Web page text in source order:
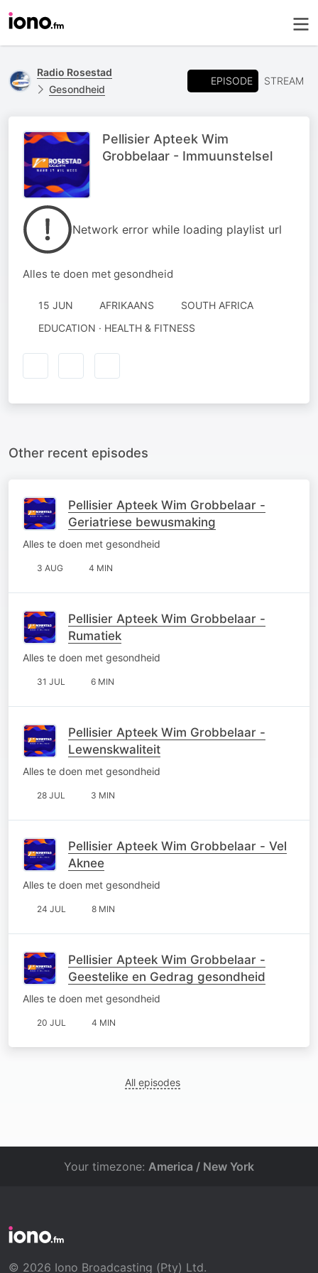
Radio Rosestad
Gesondheid
EPISODE STREAM
Pellisier Apteek Wim
Grobbelaar - Immuunstelsel
Network error while loading playlist url
Alles te doen met gesondheid
15 JUN AFRIKAANS
SOUTH AFRICA
EDUCATION · HEALTH & FITNESS
Other recent episodes
Pellisier Apteek Wim Grobbelaar -
Geriatriese bewusmaking
Alles te doen met gesondheid
3 AUG 4 MIN
Pellisier Apteek Wim Grobbelaar -
Rumatiek
Alles te doen met gesondheid
31 JUL 6 MIN
Pellisier Apteek Wim Grobbelaar -
Lewenskwaliteit
Alles te doen met gesondheid
28 JUL 3 MIN
Pellisier Apteek Wim Grobbelaar - Vel
Aknee
Alles te doen met gesondheid
24 JUL 8 MIN
Pellisier Apteek Wim Grobbelaar -
Geestelike en Gedrag gesondheid
Alles te doen met gesondheid
20 JUL 4 MIN
All episodes
Your timezone: America / New York
© 2026 Iono Broadcasting (Pty) Ltd.